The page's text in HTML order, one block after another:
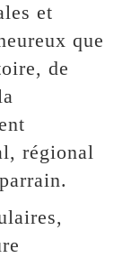
et
que
de
régional